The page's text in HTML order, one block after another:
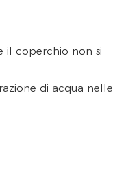
il coperchio non si
di acqua nelle